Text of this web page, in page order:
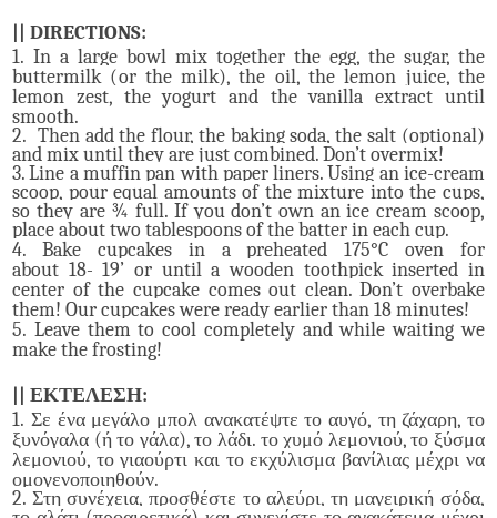
|| DIRECTIONS:
1. In a large bowl mix together the egg, the sugar, the
buttermilk (or the milk), the oil, the lemon juice, the
lemon zest, the yogurt and the vanilla extract until
smooth.
2. Then add the flour, the baking soda, the salt (optional)
and mix until they are just combined. Don’t overmix!
3. Line a muffin pan with paper liners. Using an ice-cream
scoop, pour equal amounts of the mixture into the cups,
so they are ¾ full. If you don’t own an ice cream scoop,
place about two tablespoons of the batter in each cup.
4. Bake cupcakes
in a preheated 175°C oven for
about 18- 19’ or until a wooden toothpick inserted in
center of the cupcake comes out clean. Don’t overbake
them! Our cupcakes were ready earlier than 18 minutes!
5. Leave them to cool completely and while waiting we
make the frosting!
|| ΕΚΤΕΛΕΣΗ:
1. Σε ένα μεγάλο μπολ ανακατέψτε το αυγό, τη ζάχαρη, το
ξυνόγαλα (ή το γάλα), το λάδι. το χυμό λεμονιού, το ξύσμα
λεμονιού, το γιαούρτι και το εκχύλισμα βανίλιας μέχρι να
ομογενοποιηθούν.
2. Στη συνέχεια, προσθέστε το αλεύρι, τη μαγειρική σόδα,